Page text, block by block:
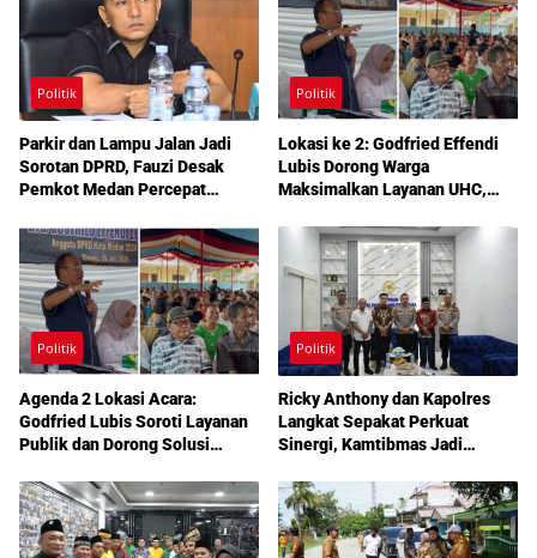
Politik
Parkir dan Lampu Jalan Jadi
Sorotan DPRD, Fauzi Desak
Pemkot Medan Percepat
Politik
Lokasi ke 2: Godfried Effendi
Lubis Dorong Warga
Maksimalkan Layanan UHC,
Pendidikan Mengemuka dalam
Reses Medan Amplas
Politik
Agenda 2 Lokasi Acara:
Godfried Lubis Soroti Layanan
Publik dan Dorong Solusi
DPRD Medan
Politik
Ricky Anthony dan Kapolres
Langkat Sepakat Perkuat
Sinergi, Kamtibmas Jadi